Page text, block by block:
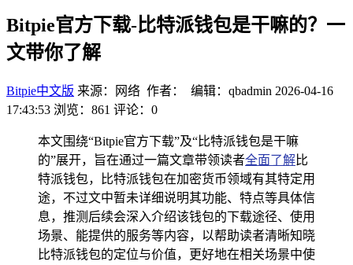
Bitpie官方下载-比特派钱包是干嘛的？一
文带你了解
Bitpie中文版 来源：网络 作者： 编辑：qbadmin 2026-04-16
17:43:53 浏览：861 评论：0
本文围绕“Bitpie官方下载”及“比特派钱包是干嘛
的”展开，旨在通过一篇文章带领读者全面了解比
特派钱包，比特派钱包在加密货币领域有其特定用
途，不过文中暂未详细说明其功能、特点等具体信
息，推测后续会深入介绍该钱包的下载途径、使用
场景、能提供的服务等内容，以帮助读者清晰知晓
比特派钱包的定位与价值，更好地在相关场景中使